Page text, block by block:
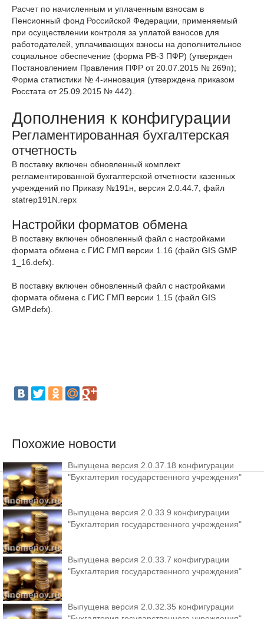
Расчет по начисленным и уплаченным взносам в
Пенсионный фонд Российской Федерации, применяемый
при осуществлении контроля за уплатой взносов для
работодателей, уплачивающих взносы на дополнительное
социальное обеспечение (форма РВ-3 ПФР) (утвержден
Постановлением Правления ПФР от 20.07.2015 № 269п);
Форма статистики № 4-инновация (утверждена приказом
Росстата от 25.09.2015 № 442).
Дополнения к конфигурации
Регламентированная бухгалтерская
отчетность
В поставку включен обновленный комплект
регламентированной бухгалтерской отчетности казенных
учреждений по Приказу №191н, версия 2.0.44.7, файл
statrep191N.repx
Настройки форматов обмена
В поставку включен обновленный файл с настройками
формата обмена с ГИС ГМП версии 1.16 (файл GIS GMP
1_16.defx).
В поставку включен обновленный файл с настройками
формата обмена с ГИС ГМП версии 1.15 (файл GIS
GMP.defx).
Похожие новости
Выпущена версия 2.0.37.18 конфигурации
"Бухгалтерия государственного учреждения"
Выпущена версия 2.0.33.9 конфигурации
"Бухгалтерия государственного учреждения"
Выпущена версия 2.0.33.7 конфигурации
"Бухгалтерия государственного учреждения"
Выпущена версия 2.0.32.35 конфигурации